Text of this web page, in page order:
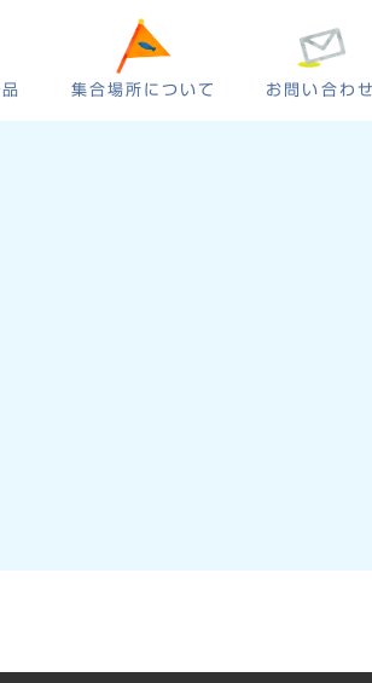
集合場所について お問い合わせ